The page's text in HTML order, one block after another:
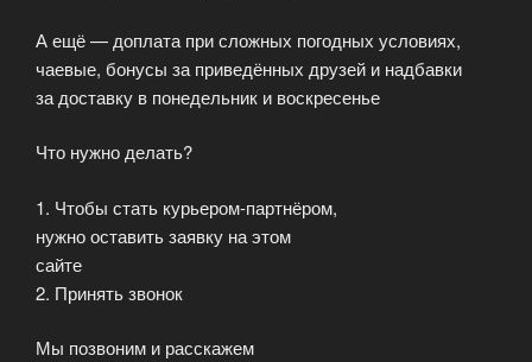
А ещё — доплата при сложных погодных условиях,
чаевые, бонусы за приведённых друзей и надбавки
за доставку в понедельник и воскресенье
Что нужно делать?
1. Чтобы стать курьером-партнёром,
нужно оставить заявку на этом
сайте
2. Принять звонок
Мы позвоним и расскажем